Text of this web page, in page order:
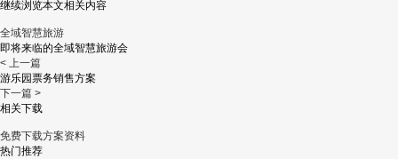
继续浏览本文相关内容
全域智慧旅游
即将来临的全域智慧旅游会
< 上一篇
游乐园票务销售方案
下一篇 >
相关下载
免费下载方案资料
热门推荐